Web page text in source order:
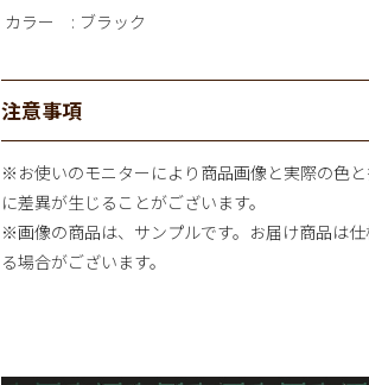
カラー ブラック
注意事項
※お使いのモニターにより商品画像と実際の色
に差異が生じることがございます。
※画像の商品は、サンプルです。お届け商品は
る場合がございます。